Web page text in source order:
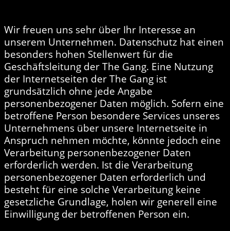
Wir freuen uns sehr über Ihr Interesse an
unserem Unternehmen. Datenschutz hat einen
besonders hohen Stellenwert für die
Geschäftsleitung der The Gang. Eine Nutzung
der Internetseiten der The Gang ist
grundsätzlich ohne jede Angabe
personenbezogener Daten möglich. Sofern eine
betroffene Person besondere Services unseres
Unternehmens über unsere Internetseite in
Anspruch nehmen möchte, könnte jedoch eine
Verarbeitung personenbezogener Daten
erforderlich werden. Ist die Verarbeitung
personenbezogener Daten erforderlich und
besteht für eine solche Verarbeitung keine
gesetzliche Grundlage, holen wir generell eine
Einwilligung der betroffenen Person ein.